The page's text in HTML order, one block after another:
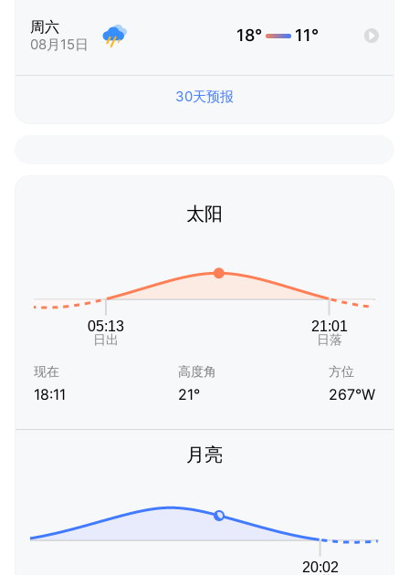
周六
08月15日 18° 11°
30天预报
太阳
现在
18:11
高度角
21°
方位
267°W
月亮